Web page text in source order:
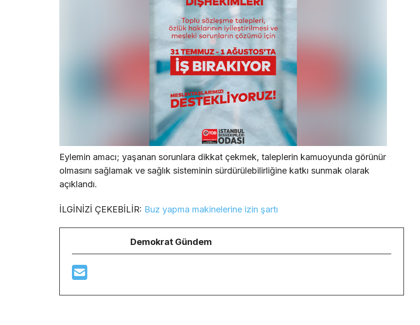
Eylemin amacı; yaşanan sorunlara dikkat çekmek, taleplerin kamuoyunda görünür
olmasını sağlamak ve sağlık sisteminin sürdürülebilirliğine katkı sunmak olarak
açıklandı.
İLGİNİZİ ÇEKEBİLİR: Buz yapma makinelerine izin şartı
Demokrat Gündem